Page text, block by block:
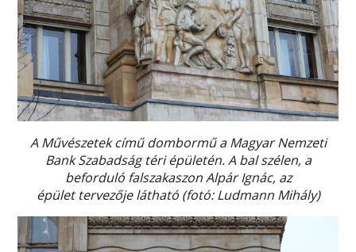
A Művészetek című dombormű a Magyar Nemzeti
Bank Szabadság téri épületén. A bal szélen, a
beforduló falszakaszon Alpár Ignác, az
épület tervezője látható (fotó: Ludmann Mihály)